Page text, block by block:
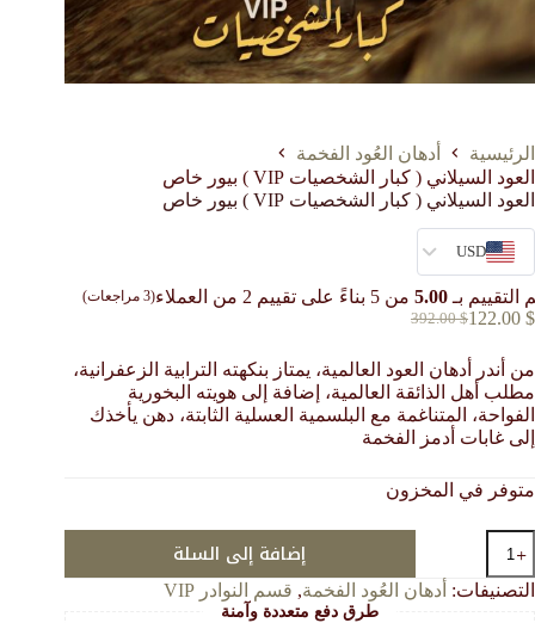
الرئيسية
أدهان العُود الفخمة
العود السيلاني ( كبار الشخصيات VIP ) بيور خاص
العود السيلاني ( كبار الشخصيات VIP ) بيور خاص
USD
التقييم بـ 5.00من 5 بناءً على تقييم 2 من العملاء(
3مراجعات)
392.00$
السعر
هو:
392.00 $.
122.00 $
السعر
هو:
122.00 $.
من أندر أدهان العود العالمية، يمتاز بنكهته الترابية الزعفرانية،
مطلب أهل الذائقة العالمية، إضافة إلى هويته البخورية
الفواحة، المتناغمة مع البلسمية العسلية الثابتة، دهن يأخذك
إلى غابات أدمز الفخمة
متوفر في المخزون
العود
السيلاني
(
إضافة إلى السلة
التصنيفات: أدهان العُود الفخمة, قسم النوادر VIP
طرق دفع متعددة وآمنة